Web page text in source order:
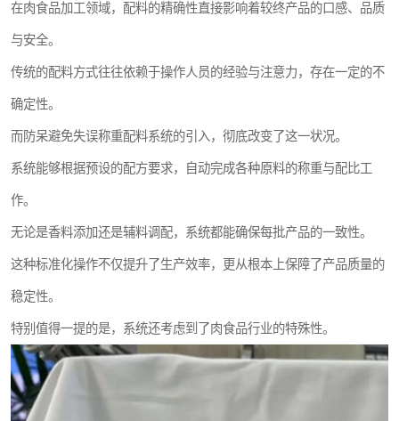
在肉食品加工领域，配料的精确性直接影响着较终产品的口感、品质
与安全。
传统的配料方式往往依赖于操作人员的经验与注意力，存在一定的不
确定性。
而防呆避免失误称重配料系统的引入，彻底改变了这一状况。
系统能够根据预设的配方要求，自动完成各种原料的称重与配比工
作。
无论是香料添加还是辅料调配，系统都能确保每批产品的一致性。
这种标准化操作不仅提升了生产效率，更从根本上保障了产品质量的
稳定性。
特别值得一提的是，系统还考虑到了肉食品行业的特殊性。